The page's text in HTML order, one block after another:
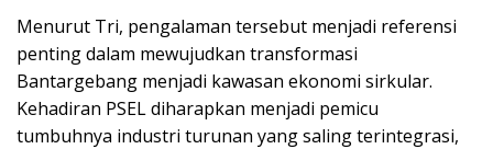
Menurut Tri, pengalaman tersebut menjadi referensi
penting dalam mewujudkan transformasi
Bantargebang menjadi kawasan ekonomi sirkular.
Kehadiran PSEL diharapkan menjadi pemicu
tumbuhnya industri turunan yang saling terintegrasi,